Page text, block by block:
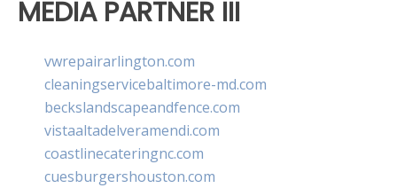
MEDIA PARTNER III
vwrepairarlington.com
cleaningservicebaltimore-md.com
beckslandscapeandfence.com
vistaaltadelveramendi.com
coastlinecateringnc.com
cuesburgershouston.com